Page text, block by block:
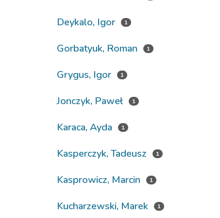
Deykalo, Igor
1
Gorbatyuk, Roman 1
Grygus, Igor 1
Jonczyk, Paweł 1
Karaca, Ayda 1
Kasperczyk, Tadeusz 1
Kasprowicz, Marcin 1
Kucharzewski, Marek 1